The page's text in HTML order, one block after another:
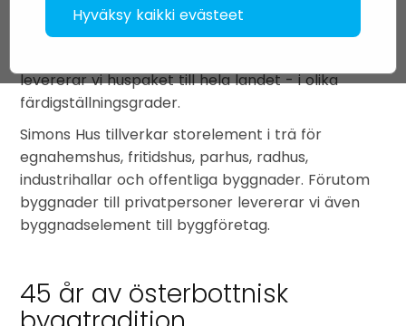
Hyväksy kaikki evästeet
Oy Simons Element Ab är ett familjeföretag som
grundades år 1978 i Vörå. Sedan starten har vi
levererar vi huspaket till hela landet - i olika
färdigställningsgrader.
Simons Hus tillverkar storelement i trä för
egnahemshus, fritidshus, parhus, radhus,
industrihallar och offentliga byggnader. Förutom
byggnader till privatpersoner levererar vi även
byggnadselement till byggföretag.
45 år av österbottnisk